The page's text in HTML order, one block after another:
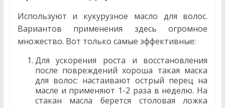
Используют и кукурузное масло для волос.
Вариантов применения здесь огромное
множество. Вот только самые эффективные:
Для ускорения роста и восстановления
после повреждений хороша такая маска
для волос: настаивают острый перец на
масле и применяют 1-2 раза в неделю. На
стакан масла берется столовая ложка